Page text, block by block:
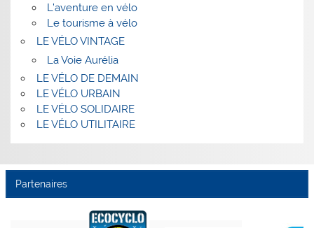
L’aventure en vélo
Le tourisme à vélo
LE VÉLO VINTAGE
La Voie Aurélia
LE VÉLO DE DEMAIN
LE VÉLO URBAIN
LE VÉLO SOLIDAIRE
LE VÉLO UTILITAIRE
Partenaires